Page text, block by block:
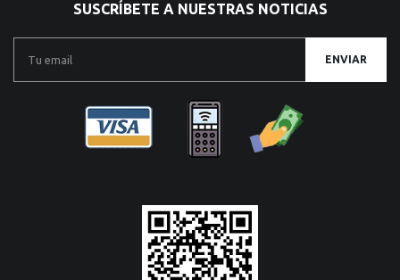
SUSCRÍBETE A NUESTRAS NOTICIAS
ENVIAR